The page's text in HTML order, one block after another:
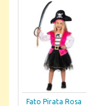
Fato Pirata Rosa